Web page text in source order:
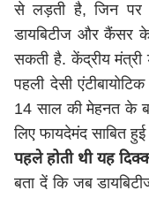
से लड़ती है, जिन पर
डायबिटीज और कैंसर के
सकती है. केंद्रीय मंत्री
पहली देसी
14 साल की मेहनत के
लिए फायदेमंद साबित
पहले होती थी यह
बता दें कि जब